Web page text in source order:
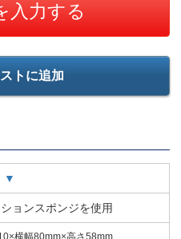
入力する
トに追加
▼
ョンスポンジを使用
横幅80mm×高さ58mm